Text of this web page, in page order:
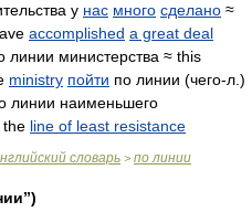
у нас много сделано ≈
accomplished a great deal
линии министерства ≈ this
ministry пойти по линии (чего-л.)
линии наименьшего
the line of least resistance
словарь > по линии